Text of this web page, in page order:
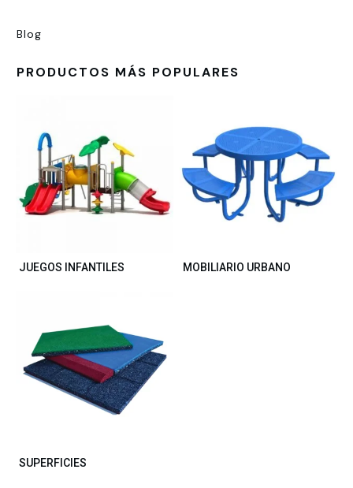
Blog
PRODUCTOS MÁS POPULARES
JUEGOS INFANTILES MOBILIARIO URBANO
SUPERFICIES